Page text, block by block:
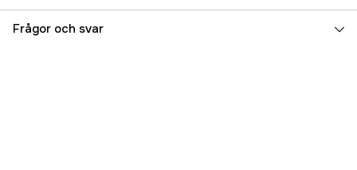
Referensnummer 3000004565
Frågor och svar